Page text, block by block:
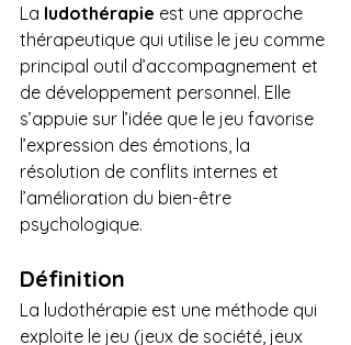
La ludothérapie est une approche
thérapeutique qui utilise le jeu comme
principal outil d’accompagnement et
de développement personnel. Elle
s’appuie sur l’idée que le jeu favorise
l’expression des émotions, la
résolution de conflits internes et
l’amélioration du bien-être
psychologique.
Définition
La ludothérapie est une méthode qui
exploite le jeu (jeux de société, jeux